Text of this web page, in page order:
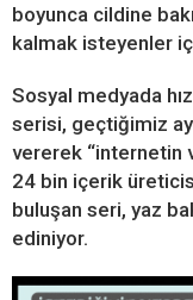
boyunca cildine
kalmak isteyenler
Sosyal medyada
serisi, geçtiğimiz
vererek “internetin
24 bin içerik
buluşan seri, yaz
ediniyor.